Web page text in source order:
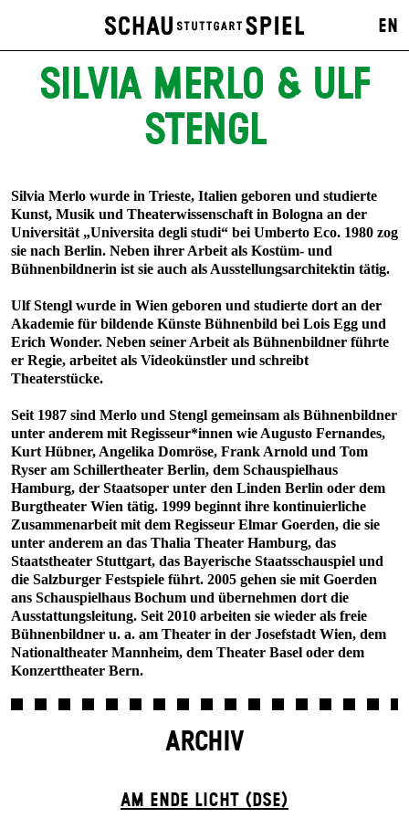
EN
SILVIA MERLO & ULF
STENGL
Silvia Merlo wurde in Trieste, Italien geboren und studierte
Kunst, Musik und Theaterwissenschaft in Bologna an der
Universität „Universita degli studi“ bei Umberto Eco. 1980 zog
sie nach Berlin. Neben ihrer Arbeit als Kostüm- und
Bühnenbildnerin ist sie auch als Ausstellungsarchitektin tätig.
Ulf Stengl wurde in Wien geboren und studierte dort an der
Akademie für bildende Künste Bühnenbild bei Lois Egg und
Erich Wonder. Neben seiner Arbeit als Bühnenbildner führte
er Regie, arbeitet als Videokünstler und schreibt
Theaterstücke.
Seit 1987 sind Merlo und Stengl gemeinsam als Bühnenbildner
unter anderem mit Regisseur*innen wie Augusto Fernandes,
Kurt Hübner, Angelika Domröse, Frank Arnold und Tom
Ryser am Schillertheater Berlin, dem Schauspielhaus
Hamburg, der Staatsoper unter den Linden Berlin oder dem
Burgtheater Wien tätig. 1999 beginnt ihre kontinuierliche
Zusammenarbeit mit dem Regisseur Elmar Goerden, die sie
unter anderem an das Thalia Theater Hamburg, das
Staatstheater Stuttgart, das Bayerische Staatsschauspiel und
die Salzburger Festspiele führt. 2005 gehen sie mit Goerden
ans Schauspielhaus Bochum und übernehmen dort die
Ausstattungsleitung. Seit 2010 arbeiten sie wieder als freie
Bühnenbildner u. a. am Theater in der Josefstadt Wien, dem
Nationaltheater Mannheim, dem Theater Basel oder dem
Konzerttheater Bern.
ARCHIV
AM ENDE LICHT (DSE)